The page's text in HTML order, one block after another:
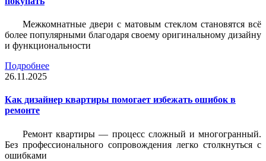
Межкомнатные двери с матовым стеклом становятся всё
более популярными благодаря своему оригинальному дизайну
и функциональности
Подробнее
26.11.2025
Как дизайнер квартиры помогает избежать ошибок в
ремонте
Ремонт квартиры — процесс сложный и многогранный.
Без профессионального сопровождения легко столкнуться с
ошибками